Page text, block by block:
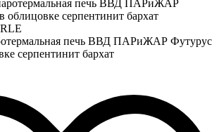
печь ВВД ПАРиЖАР Футурус
серпентинит бархат